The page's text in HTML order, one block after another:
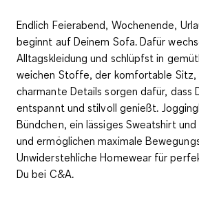
Endlich Feierabend, Wochenende,
beginnt auf Deinem Sofa. Dafür
Alltagskleidung und schlüpfst in
weichen Stoffe, der komfortable Sitz,
charmante Details sorgen dafür, dass
entspannt und stilvoll genießt.
Bündchen, ein lässiges Sweatshirt
und ermöglichen maximale
Unwiderstehliche Homewear für
Du bei C&A.